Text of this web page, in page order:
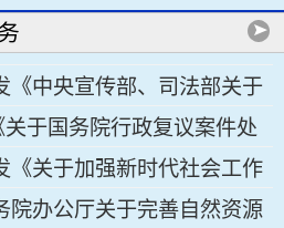
《中央宣传部、司法部关于
九个五年规划（2026——
于国务院行政复议案件处
《关于加强新时代社会工作
院办公厅关于完善自然资源